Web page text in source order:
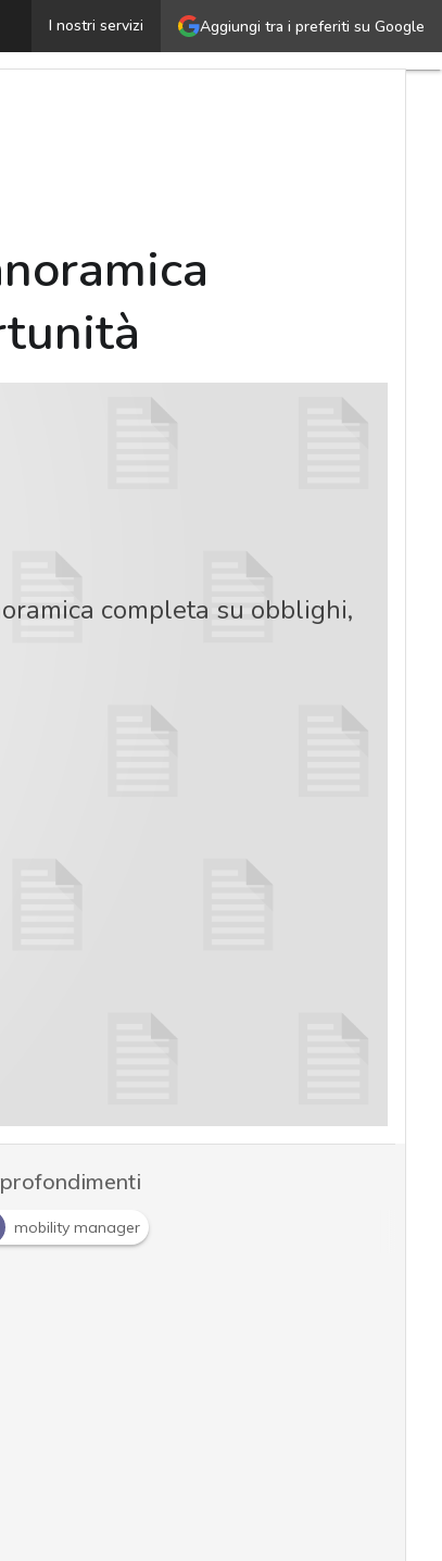
Aggiungi tra i preferiti su Google
I nostri servizi
e cosa fa il mobility manager: una panoramica
completa su obblighi,
mobility manager